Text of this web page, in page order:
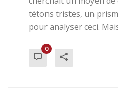
tétons tristes, un
pour analyser ceci.
0